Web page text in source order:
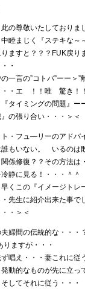
の尊敬いたしておりま
中睦まじく『ステキな～
ますと？？？FUK戻り
・
一言の”コトバ”ーー＞
・・エ ！！唯 驚き！！
タイミングの問題』ー
』の張り合い・・・＞＜
ト・フュ―リーのアドバ
誰もいない。 いるのは
係修復？？その方法は
静に見る！・・・＾＾
早くこの『イメージトレ
先生に紹介出来た事で
・＞＜
夫婦間の伝統的な・・・
りますが・・・
ず唱え・・・妻これに
発動的なものが先に立っ
してそれに従う・・・